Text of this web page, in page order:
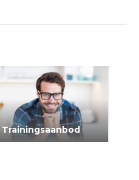
Trainingsaanbod